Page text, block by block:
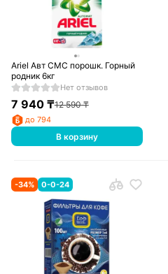
Ariel Авт СМС порошк. Горный
родник 6кг
Нет отзывов
7 940₸12 590₸
до 794
В корзину
-34% 0-0-24